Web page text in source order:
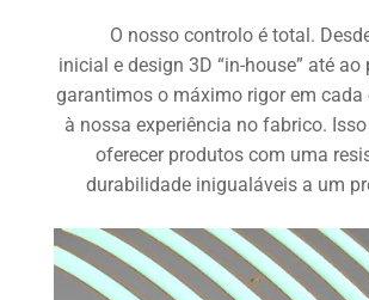
O nosso controlo é total.
inicial e design 3D “in-house” até
garantimos o máximo rigor em cada
à nossa experiência no fabrico.
oferecer produtos com uma
durabilidade inigualáveis a um